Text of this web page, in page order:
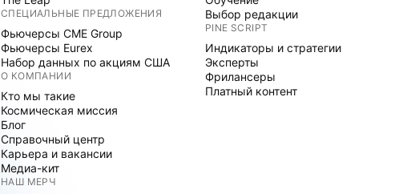
СПЕЦИАЛЬНЫЕ ПРЕДЛОЖЕНИЯ
Фьючерсы CME Group
Фьючерсы Eurex
Набор данных по акциям США
О КОМПАНИИ
Кто мы такие
Космическая миссия
Блог
Справочный центр
Карьера и вакансии
Медиа-кит
НАШ МЕРЧ
Выбор редакции
PINE SCRIPT
Индикаторы и стратегии
Эксперты
Фрилансеры
Платный контент